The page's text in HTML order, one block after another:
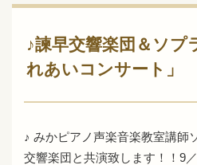
♪諫早交響楽団＆ソプ
れあいコンサート」
♪ みかピアノ声楽音楽教室講師
交響楽団と共演致します！！9